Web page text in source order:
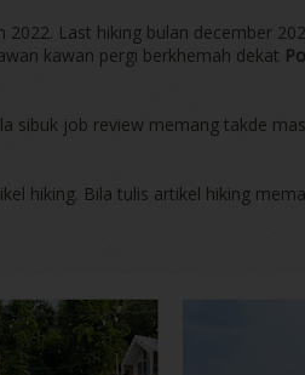
Last hiking bulan december
kawan pergi berkhemah dekat
sibuk job review memang takde
hiking. Bila tulis artikel hiking